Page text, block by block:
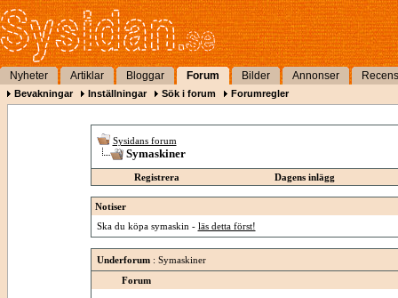
Nyheter Artiklar Bloggar Forum Bilder Annonser
Bevakningar Inställningar Sök i forum Forumregler
Sysidans forum
Symaskiner
Registrera Dagens inlägg
Notiser
Ska du köpa symaskin - läs detta först!
Underforum: Symaskiner
Forum